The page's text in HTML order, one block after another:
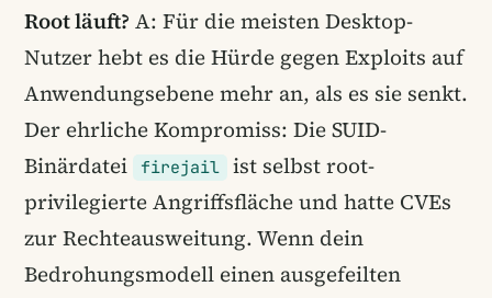
Root läuft? A: Für die meisten Desktop-
Nutzer hebt es die Hürde gegen Exploits auf
Anwendungsebene mehr an, als es sie senkt.
Der ehrliche Kompromiss: Die SUID-
Binärdatei
firejail ist selbst root-
privilegierte Angriffsfläche und hatte CVEs
zur Rechteausweitung. Wenn dein
Bedrohungsmodell einen ausgefeilten